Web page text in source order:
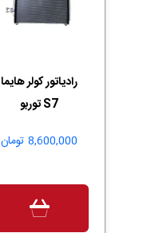
رادیاتور کولر هایما
S7 توربو
8,600,000 تومان